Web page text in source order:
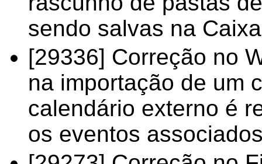
sendo salvas na
[29336] Correção no
na importação de um
calendário externo é
os eventos